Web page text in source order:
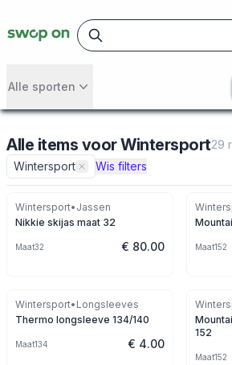
Alle sporten
Alle items voorWintersport29
Wintersport
Wis filters
Wintersport• Jassen
Nikkie skijas maat 32
Maat32 € 80.00 Maat152
Wintersport• Longsleeves
Thermo longsleeve 134/140
Maat134 € 4.00
152
Maat152